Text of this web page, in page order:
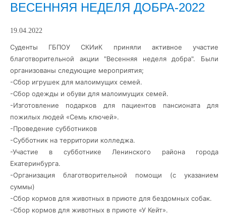
ВЕСЕННЯЯ НЕДЕЛЯ ДОБРА-2022
19.04.2022
Суденты ГБПОУ СКИиК приняли активное участие
благотворительной акции "Весенняя неделя добра". Были
организованы следующие мероприятия;
-Сбор игрушек для малоимущих семей.
-Сбор одежды и обуви для малоимущих семей.
-Изготовление подарков для пациентов пансионата для
пожилых людей «Семь ключей».
-Проведение субботников
-Субботник на территории колледжа.
-Участие в субботнике Ленинского района города
Екатеринбурга.
-Организация благотворительной помощи (с указанием
суммы)
-Сбор кормов для животных в приюте для бездомных собак.
-Сбор кормов для животных в приюте «У Кейт».